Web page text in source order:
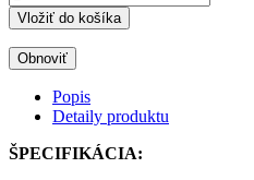
Vložiť do košíka
Popis
Detaily produktu
ŠPECIFIKÁCIA: